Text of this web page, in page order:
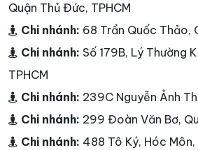
Quận Thủ Đức, TPHCM
Chi nhánh: 68 Trần Quốc Thảo,
Chi nhánh: Số 179B, Lý Thường
TPHCM
Chi nhánh: 239C Nguyễn Ảnh
Chi nhánh: 299 Đoàn Văn Bơ,
Chi nhánh: 488 Tô Ký, Hóc Môn,